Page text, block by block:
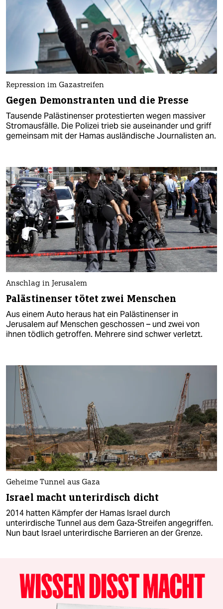
Repression im Gazastreifen
Gegen Demonstranten und die Presse
Tausende Palästinenser protestierten wegen massiver
Stromausfälle. Die Polizei trieb sie auseinander und griff
gemeinsam mit der Hamas ausländische Journalisten an.
Anschlag in Jerusalem
Palästinenser tötet zwei Menschen
Aus einem Auto heraus hat ein Palästinenser in
Jerusalem auf Menschen geschossen – und zwei von
ihnen tödlich getroffen. Mehrere sind schwer verletzt.
Geheime Tunnel aus Gaza
Israel macht unterirdisch dicht
2014 hatten Kämpfer der Hamas Israel durch
unterirdische Tunnel aus dem Gaza-Streifen angegriffen.
Nun baut Israel unterirdische Barrieren an der Grenze.